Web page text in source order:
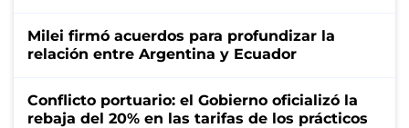
Milei firmó acuerdos para profundizar la
relación entre Argentina y Ecuador
Conflicto portuario: el Gobierno oficializó la
rebaja del 20% en las tarifas de los prácticos